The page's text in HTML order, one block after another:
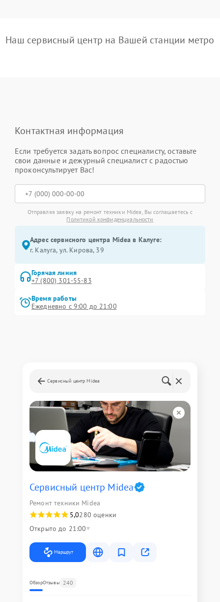
Наш сервисный центр на Вашей станции метро
Контактная информация
Если требуется задать вопрос специалисту, оставьте
свои данные и дежурный специалист с радостью
проконсультирует Вас!
Отправляя заявку на ремонт техники Midea, Вы соглашаетесь с
Политикой конфиденциальности
Адрес сервисного центра Midea в Калуге:
г. Калуга, ул. Кирова, 39
Горячая линия
+7 (800) 301-55-83
Время работы
Ежедневно с 9:00 до 21:00
Сервисный центр Midea
Сервисный центр Midea
Ремонт техники Midea
5,0280 оценки
Открыто до 21:00
Маршрут
ОбзорОтзывы 240